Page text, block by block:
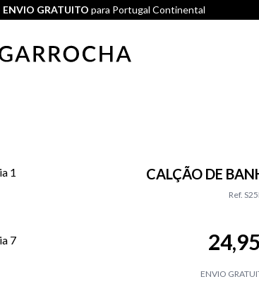
ENVIO GRATUITO para Portugal Continental
CALÇÃO DE
Ref.
ENVIO